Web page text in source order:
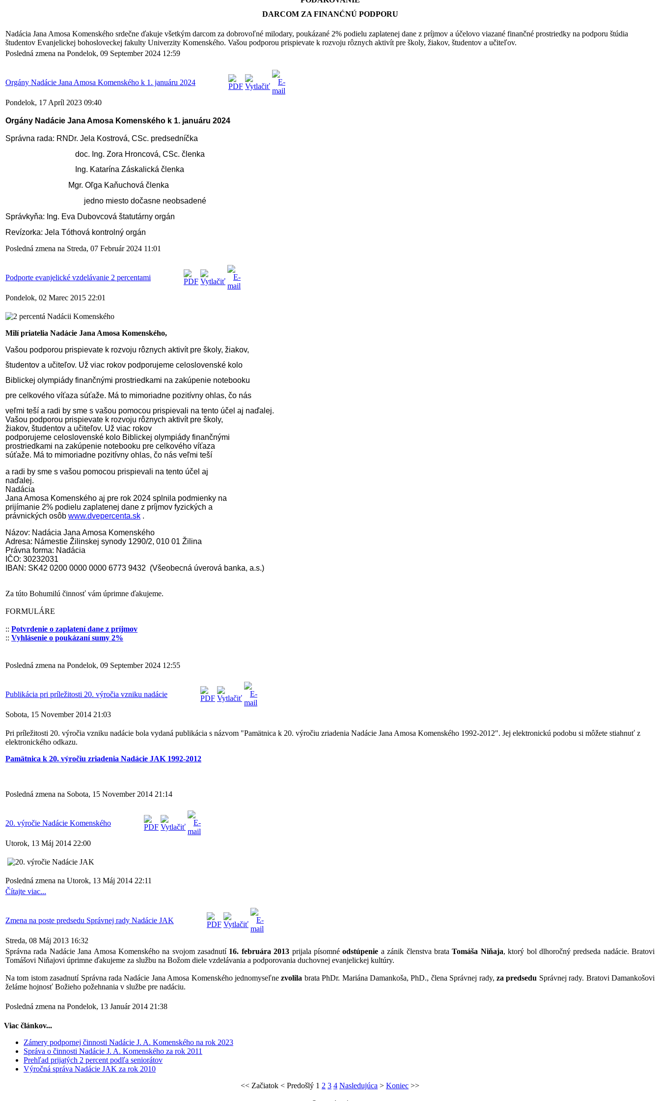
DARCOM ZA FINANĆNÚ PODPORU
Nadácia Jana Amosa Komenského srdečne ďakuje všetkým darcom za dobrovoľné milodary, poukázané 2% podielu zaplatenej dane z príjmov a účelovo viazané finančné prostriedky na podporu štúdia
študentov Evanjelickej bohosloveckej fakulty Univerzity Komenského. Vašou podporou prispievate k rozvoju rôznych aktivít pre školy, žiakov, študentov a učiteľov.
Posledná zmena na Pondelok, 09 September 2024 12:59
Orgány Nadácie Jana Amosa Komenského k 1. januáru 2024
Pondelok, 17 Apríl 2023 09:40
Orgány Nadácie Jana Amosa Komenského k 1. januáru 2024
Správna rada: RNDr. Jela Kostrová, CSc. predsedníčka
doc. Ing. Zora Hroncová, CSc. členka
Ing. Katarína Záskalická členka
Mgr. Oľga Kaňuchová členka
jedno miesto dočasne neobsadené
Správkyňa: Ing. Eva Dubovcová štatutárny orgán
Revízorka: Jela Tóthová kontrolný orgán
Posledná zmena na Streda, 07 Február 2024 11:01
Podporte evanjelické vzdelávanie 2 percentami
Pondelok, 02 Marec 2015 22:01
Milí priatelia Nadácie Jana Amosa Komenského,
Vašou podporou prispievate k rozvoju rôznych aktivít pre školy, žiakov,
študentov a učiteľov. Už viac rokov podporujeme celoslovenské kolo
Biblickej olympiády finančnými prostriedkami na zakúpenie notebooku
pre celkového víťaza súťaže. Má to mimoriadne pozitívny ohlas, čo nás
veľmi teší a radi by sme s vašou pomocou prispievali na tento účel aj naďalej.
Vašou podporou prispievate k rozvoju rôznych aktivít pre školy,
žiakov, študentov a učiteľov. Už viac rokov
podporujeme celoslovenské kolo Biblickej olympiády finančnými
prostriedkami na zakúpenie notebooku pre celkového víťaza
súťaže. Má to mimoriadne pozitívny ohlas, čo nás veľmi teší
a radi by sme s vašou pomocou prispievali na tento účel aj
naďalej.
Nadácia
Jana Amosa Komenského aj pre rok 2024 splnila podmienky na
prijímanie 2% podielu zaplatenej dane z príjmov fyzických a
právnických osôb www.dvepercenta.sk .
Názov: Nadácia Jana Amosa Komenského
Adresa: Námestie Žilinskej synody 1290/2, 010 01 Žilina
Právna forma: Nadácia
IČO: 30232031
IBAN: SK42 0200 0000 0000 6773 9432 (Všeobecná úverová banka, a.s.)
Za túto Bohumilú činnosť vám úprimne ďakujeme.
FORMULÁRE
:: Potvrdenie o zaplatení dane z príjmov
:: Vyhlásenie o poukázaní sumy 2%
Posledná zmena na Pondelok, 09 September 2024 12:55
Publikácia pri príležitosti 20. výročia vzniku nadácie
Sobota, 15 November 2014 21:03
Pri príležitosti 20. výročia vzniku nadácie bola vydaná publikácia s názvom "Pamätnica k 20. výročiu zriadenia Nadácie Jana Amosa Komenského 1992-2012". Jej elektronickú podobu si môžete stiahnuť z
elektronického odkazu.
Pamätnica k 20. výročiu zriadenia Nadácie JAK 1992-2012
Posledná zmena na Sobota, 15 November 2014 21:14
20. výročie Nadácie Komenského
Utorok, 13 Máj 2014 22:00
Posledná zmena na Utorok, 13 Máj 2014 22:11
Čítajte viac...
Zmena na poste predsedu Správnej rady Nadácie JAK
Streda, 08 Máj 2013 16:32
Správna rada Nadácie Jana Amosa Komenského na svojom zasadnutí 16. februára 2013 prijala písomnéodstúpenie a zánik členstva brataTomáša Niňaja, ktorý bol dlhoročný predseda nadácie. Bratovi
Tomášovi Niňajovi úprimne ďakujeme za službu na Božom diele vzdelávania a podporovania duchovnej evanjelickej kultúry.
Na tom istom zasadnutí Správna rada Nadácie Jana Amosa Komenského jednomyseľnezvolila brata PhDr. Mariána Damankoša, PhD., člena Správnej rady,za predsedu Správnej rady. Bratovi Damankošovi
želáme hojnosť Božieho požehnania v službe pre nadáciu.
Posledná zmena na Pondelok, 13 Január 2014 21:38
Viac článkov...
Zámery podpornej činnosti Nadácie J. A. Komenského na rok 2023
Správa o činnosti Nadácie J. A. Komenského za rok 2011
Prehľad prijatých 2 percent podľa seniorátov
Výročná správa Nadácie JAK za rok 2010
<< Začiatok < Predošlý 1 2 3 4 Nasledujúca > Koniec >>